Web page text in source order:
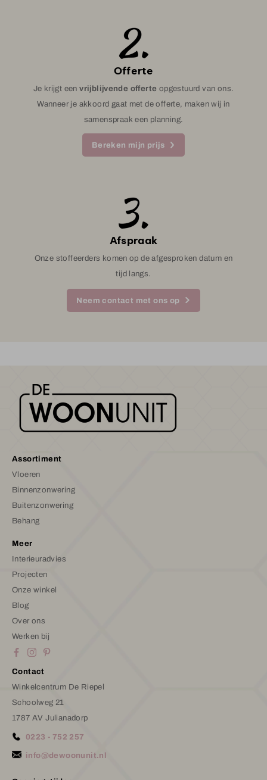
Offerte
Je krijgt eenvrijblijvende offerte opgestuurd van ons.
Wanneer je akkoord gaat met de offerte, maken wij in
samenspraak een planning.
Bereken mijn prijs
Afspraak
Onze stoffeerders komen op de afgesproken datum en
tijd langs.
Neem contact met ons op
Assortiment
Vloeren
Binnenzonwering
Buitenzonwering
Behang
Meer
Interieuradvies
Projecten
Onze winkel
Blog
Over ons
Werken bij
Contact
Winkelcentrum De Riepel
Schoolweg 21
1787 AV Julianadorp
0223 - 752 257
info@dewoonunit.nl